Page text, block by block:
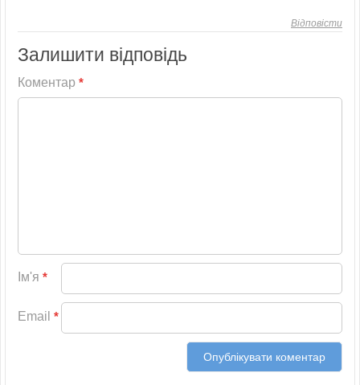
Відповісти
Залишити відповідь
Коментар *
Ім'я *
Email *